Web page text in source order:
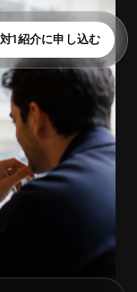
1紹介に申し込む